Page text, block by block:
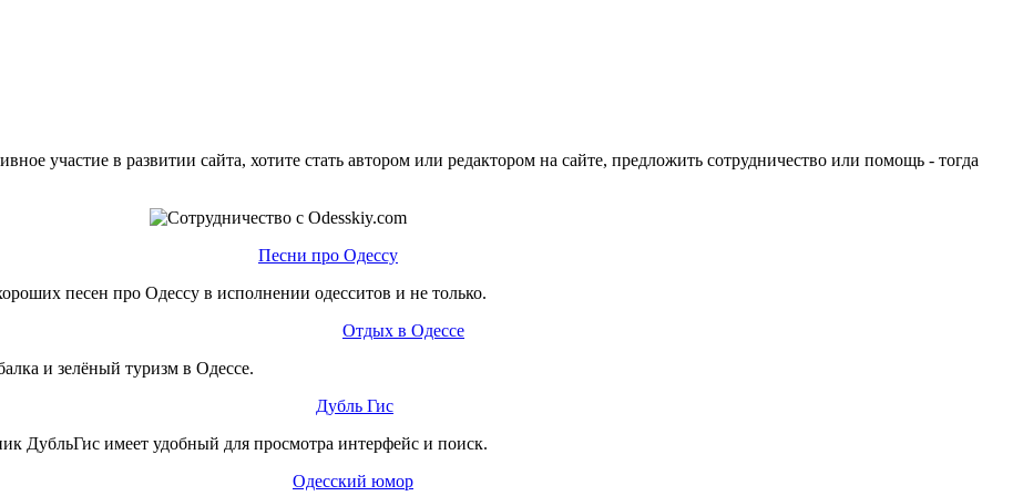
участие в развитии сайта, хотите стать автором или редактором на сайте, предложить сотрудничество или помощь - тогда
Песни про Одессу
песен про Одессу в исполнении одесситов и не только.
Отдых в Одессе
и зелёный туризм в Одессе.
Дубль Гис
ДубльГис имеет удобный для просмотра интерфейс и поиск.
Одесский юмор